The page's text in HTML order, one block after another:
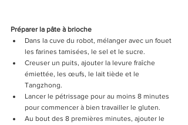
Préparer la pâte à brioche
Dans la cuve du robot, mélanger avec un fouet
les farines tamisées, le sel et le sucre.
Creuser un puits, ajouter la levure fraîche
émiettée, les œufs, le lait tiède et le
Tangzhong.
Lancer le pétrissage pour au moins 8 minutes
pour commencer à bien travailler le gluten.
Au bout des 8 premières minutes, ajouter le